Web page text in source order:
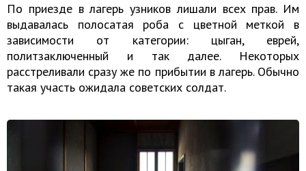
По приезде в лагерь узников лишали всех прав. Им
выдавалась полосатая роба с цветной меткой в
зависимости от категории: цыган, еврей,
политзаключенный и так далее. Некоторых
расстреливали сразу же по прибытии в лагерь. Обычно
такая участь ожидала советских солдат.